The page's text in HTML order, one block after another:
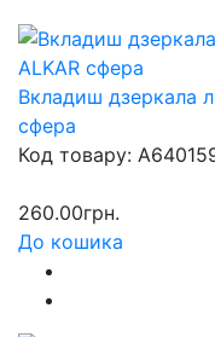
Вкладиш дзеркала
сфера
Код товару:
260.00грн.
До кошика